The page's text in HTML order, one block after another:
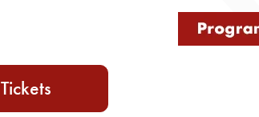
Tickets